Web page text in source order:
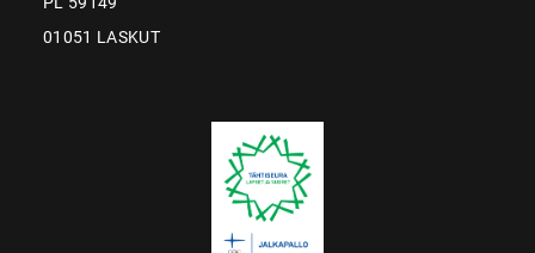
01051 LASKUT